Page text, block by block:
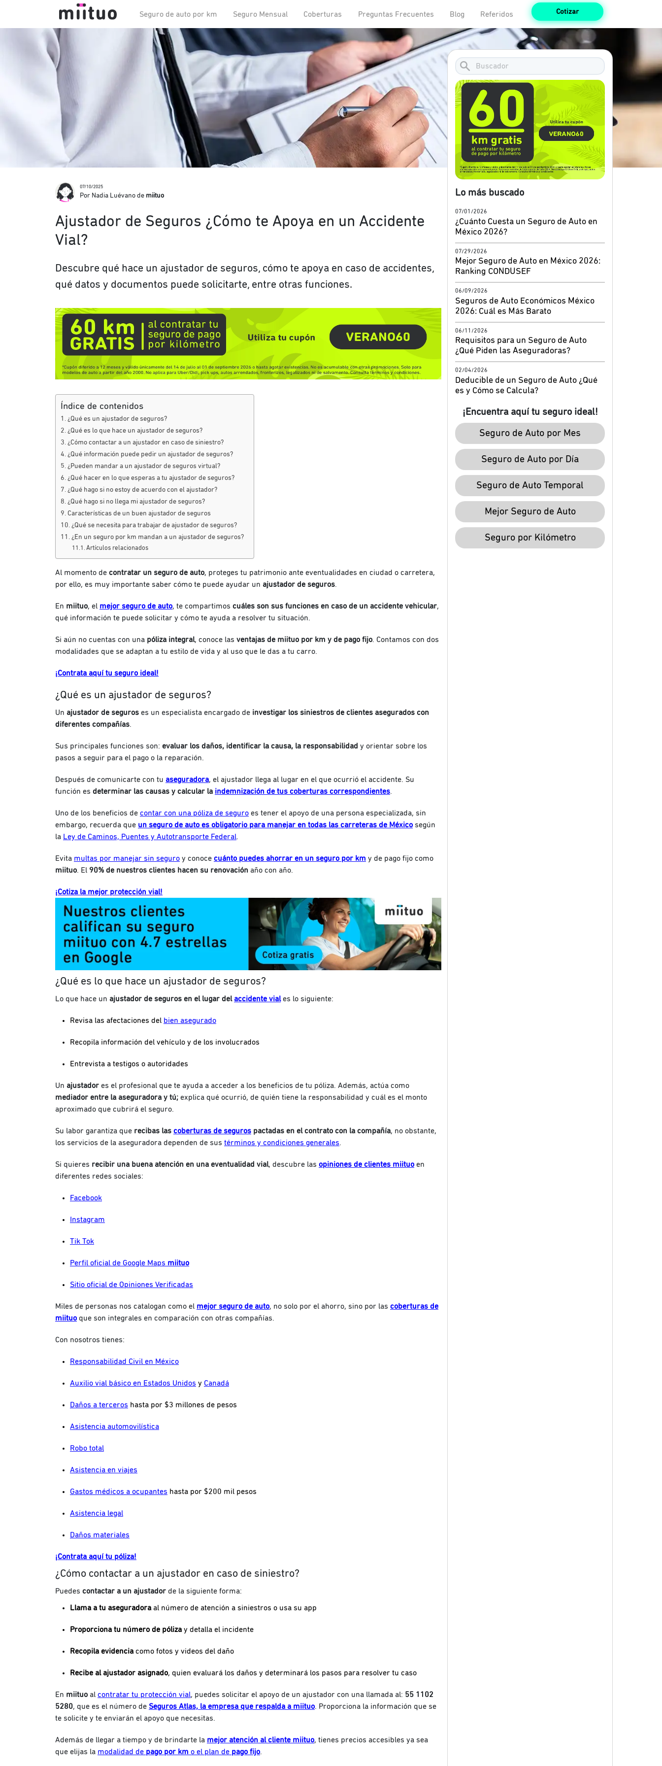
Cotizar
Seguro de auto por km Seguro Mensual Coberturas Preguntas Frecuentes Blog Referidos
Lo más buscado
07/01/2026
¿Cuánto Cuesta un Seguro de Auto en
México 2026?
07/29/2026
Mejor Seguro de Auto en México 2026:
Ranking CONDUSEF
06/09/2026
Seguros de Auto Económicos México
2026: Cuál es Más Barato
06/11/2026
Requisitos para un Seguro de Auto
¿Qué Piden las Aseguradoras?
02/04/2026
Deducible de un Seguro de Auto ¿Qué
es y Cómo se Calcula?
¡Encuentra aquí tu seguro ideal!
Seguro de Auto por Mes
Seguro de Auto por Día
Seguro de Auto Temporal
Mejor Seguro de Auto
Seguro por Kilómetro
07/10/2025
Por Nadia Luévano de miituo
Ajustador de Seguros ¿Cómo te Apoya en un Accidente
Vial?
Descubre qué hace un ajustador de seguros, cómo te apoya en caso de accidentes,
qué datos y documentos puede solicitarte, entre otras funciones.
Índice de contenidos
¿Qué es un ajustador de seguros?
¿Qué es lo que hace un ajustador de seguros?
¿Cómo contactar a un ajustador en caso de siniestro?
¿Qué información puede pedir un ajustador de seguros?
¿Pueden mandar a un ajustador de seguros virtual?
¿Qué hacer en lo que esperas a tu ajustador de seguros?
¿Qué hago si no estoy de acuerdo con el ajustador?
¿Qué hago si no llega mi ajustador de seguros?
Características de un buen ajustador de seguros
¿Qué se necesita para trabajar de ajustador de seguros?
¿En un seguro por km mandan a un ajustador de seguros?
Artículos relacionados
Al momento de contratar un seguro de auto, proteges tu patrimonio ante eventualidades en ciudad o carretera,
por ello, es muy importante saber cómo te puede ayudar un ajustador de seguros.
En miituo, el mejor seguro de auto, te compartimos cuáles son sus funciones en caso de un accidente vehicular,
qué información te puede solicitar y cómo te ayuda a resolver tu situación.
Si aún no cuentas con una póliza integral, conoce las ventajas de miituo por km y de pago fijo. Contamos con dos
modalidades que se adaptan a tu estilo de vida y al uso que le das a tu carro.
¡Contrata aquí tu seguro ideal!
¿Qué es un ajustador de seguros?
Un ajustador de seguros es un especialista encargado de investigar los siniestros de clientes asegurados con
diferentes compañías.
Sus principales funciones son: evaluar los daños, identificar la causa, la responsabilidad y orientar sobre los
pasos a seguir para el pago o la reparación.
Después de comunicarte con tu aseguradora, el ajustador llega al lugar en el que ocurrió el accidente. Su
función es determinar las causas y calcular la indemnización de tus coberturas correspondientes.
Uno de los beneficios de contar con una póliza de seguro es tener el apoyo de una persona especializada, sin
embargo, recuerda que un seguro de auto es obligatorio para manejar en todas las carreteras de México según
la Ley de Caminos, Puentes y Autotransporte Federal.
Evita multas por manejar sin seguro y conoce cuánto puedes ahorrar en un seguro por km y de pago fijo como
miituo. El 90% de nuestros clientes hacen su renovación año con año.
¡Cotiza la mejor protección vial!
¿Qué es lo que hace un ajustador de seguros?
Lo que hace un ajustador de seguros en el lugar del accidente viales lo siguiente:
Revisa las afectaciones del bien asegurado
Recopila información del vehículo y de los involucrados
Entrevista a testigos o autoridades
Un ajustador es el profesional que te ayuda a acceder a los beneficios de tu póliza. Además, actúa como
mediador entre la aseguradora y tú; explica qué ocurrió, de quién tiene la responsabilidad y cuál es el monto
aproximado que cubrirá el seguro.
Su labor garantiza que recibas las coberturas de seguros pactadas en el contrato con la compañía, no obstante,
los servicios de la aseguradora dependen de sus términos y condiciones generales.
Si quieres recibir una buena atención en una eventualidad vial, descubre las opiniones de clientes miituo en
diferentes redes sociales:
Facebook
Instagram
Tik Tok
Perfil oficial de Google Maps miituo
Sitio oficial de Opiniones Verificadas
Miles de personas nos catalogan como el mejor seguro de auto, no solo por el ahorro, sino por las coberturas de
miituo que son integrales en comparación con otras compañías.
Con nosotros tienes:
Responsabilidad Civil en México
Auxilio vial básico en Estados Unidos y Canadá
Daños a terceros hasta por $3 millones de pesos
Asistencia automovilística
Robo total
Asistencia en viajes
Gastos médicos a ocupantes hasta por $200 mil pesos
Asistencia legal
Daños materiales
¡Contrata aquí tu póliza!
¿Cómo contactar a un ajustador en caso de siniestro?
Puedes contactar a un ajustador de la siguiente forma:
Llama a tu aseguradora al número de atención a siniestros o usa su app
Proporciona tu número de póliza y detalla el incidente
Recopila evidencia como fotos y videos del daño
Recibe al ajustador asignado, quien evaluará los daños y determinará los pasos para resolver tu caso
En miituo al contratar tu protección vial, puedes solicitar el apoyo de un ajustador con una llamada al: 55 1102
5280, que es el número de Seguros Atlas, la empresa que respalda a miituo. Proporciona la información que se
te solicite y te enviarán el apoyo que necesitas.
Además de llegar a tiempo y de brindarte la mejor atención al cliente miituo, tienes precios accesibles ya sea
que elijas la modalidad de pago por km o el plan de pago fijo.